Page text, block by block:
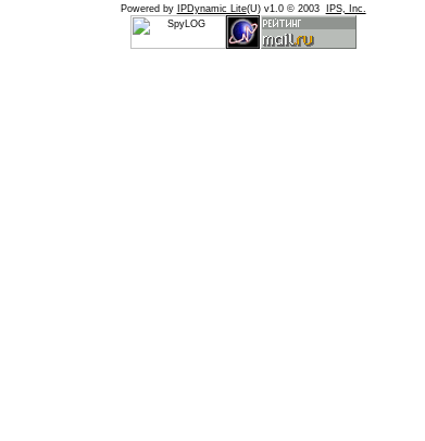
Powered by IPDynamic Lite(U) v1.0 © 2003 IPS, Inc.